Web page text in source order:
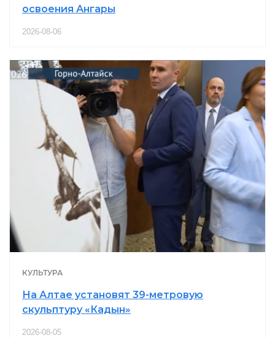
освоения Ангары
2026-08-06
КУЛЬТУРА
На Алтае установят 39-метровую
скульптуру «Кадын»
2026-08-05